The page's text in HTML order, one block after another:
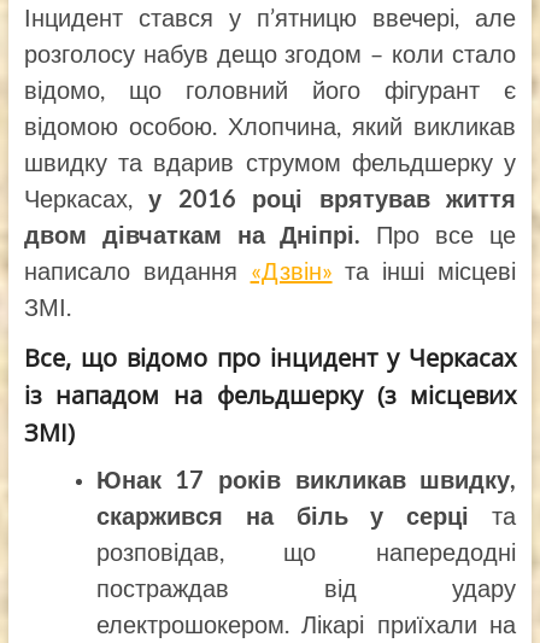
Інцидент стався у п’ятницю ввечері, але
розголосу набув дещо згодом – коли стало
відомо, що головний його фігурант є
відомою особою. Хлопчина, який викликав
швидку та вдарив струмом фельдшерку у
Черкасах,у 2016 році врятував життя
двом дівчаткам на Дніпрі. Про все це
написало видання «Дзвін» та інші місцеві
ЗМІ.
Все, що відомо про інцидент у Черкасах
із нападом на фельдшерку (з місцевих
ЗМІ)
Юнак 17 років викликав швидку,
скаржився на біль у серціта
розповідав, що напередодні
постраждав від удару
електрошокером. Лікарі приїхали на